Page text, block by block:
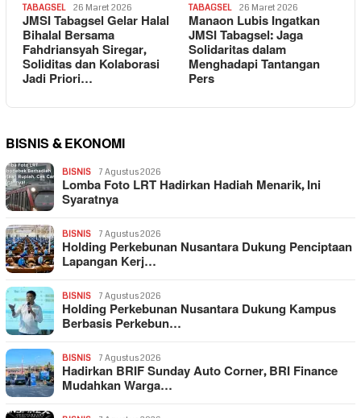
TABAGSEL 26 Maret 2026
JMSI Tabagsel Gelar Halal
Bihalal Bersama
Fahdriansyah Siregar,
Soliditas dan Kolaborasi
Jadi Priori…
TABAGSEL 26 Maret 2026
Manaon Lubis Ingatkan
JMSI Tabagsel: Jaga
Solidaritas dalam
Menghadapi Tantangan
Pers
BISNIS & EKONOMI
BISNIS 7 Agustus 2026
Lomba Foto LRT Hadirkan Hadiah Menarik, Ini
Syaratnya
BISNIS 7 Agustus 2026
Holding Perkebunan Nusantara Dukung Penciptaan
Lapangan Kerj…
BISNIS 7 Agustus 2026
Holding Perkebunan Nusantara Dukung Kampus
Berbasis Perkebun…
BISNIS 7 Agustus 2026
Hadirkan BRIF Sunday Auto Corner, BRI Finance
Mudahkan Warga…